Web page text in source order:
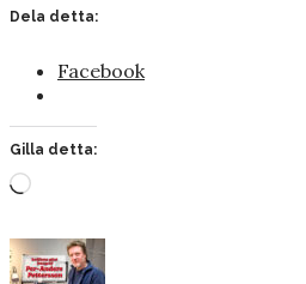
Dela detta:
Facebook
Gilla detta:
Laddar